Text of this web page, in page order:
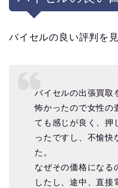
バイセルの良い評判を
バイセルの出張買取
怖かったので女性の
ても感じが良く、押
ったですし、不愉快
た。
なぜその価格になる
したし、途中、直接